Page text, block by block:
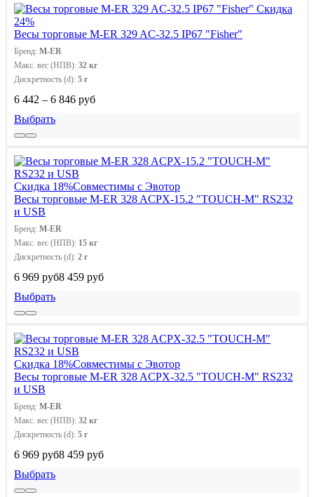
Скидка
24%
Весы торговые M-ER 329 AC-32.5 IP67 "Fisher"
Бренд: M-ER
Макс. вес (НПВ): 32 кг
Дискретность (d): 5 г
6 442 – 6 846 руб
Выбрать
Скидка 18%Совместимы с Эвотор
Весы торговые M-ER 328 ACPX-15.2 "TOUCH-M" RS232
и USB
Бренд: M-ER
Макс. вес (НПВ): 15 кг
Дискретность (d): 2 г
6 969 руб8 459 руб
Выбрать
Скидка 18%Совместимы с Эвотор
Весы торговые M-ER 328 ACPX-32.5 "TOUCH-M" RS232
и USB
Бренд: M-ER
Макс. вес (НПВ): 32 кг
Дискретность (d): 5 г
6 969 руб8 459 руб
Выбрать